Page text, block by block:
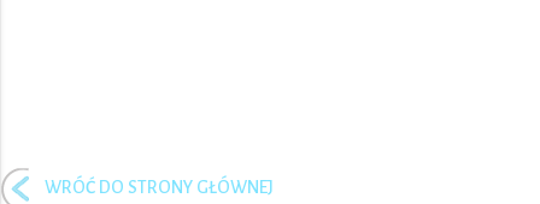
WRÓĆ DO STRONY GŁÓWNEJ